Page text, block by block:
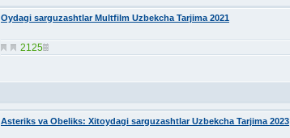
Oydagi sarguzashtlar Multfilm Uzbekcha Tarjima 2021
2125
Asteriks va Obeliks: Xitoydagi sarguzashtlar Uzbekcha Tarjima 2023